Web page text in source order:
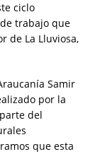
ciclo
trabajo que
de La Lluviosa,
Samir
por la
del
que esta